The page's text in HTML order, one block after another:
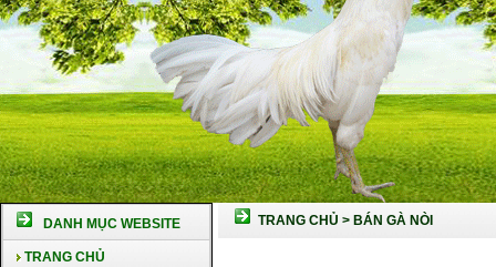
DANH MỤC WEBSITE
TRANG CHỦ
TRANG CHỦ > BÁN GÀ NÒI